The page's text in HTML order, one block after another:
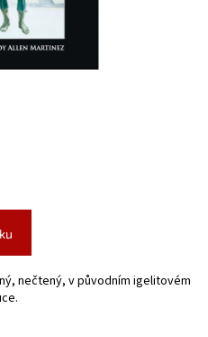
nečtený, v původním igelitovém